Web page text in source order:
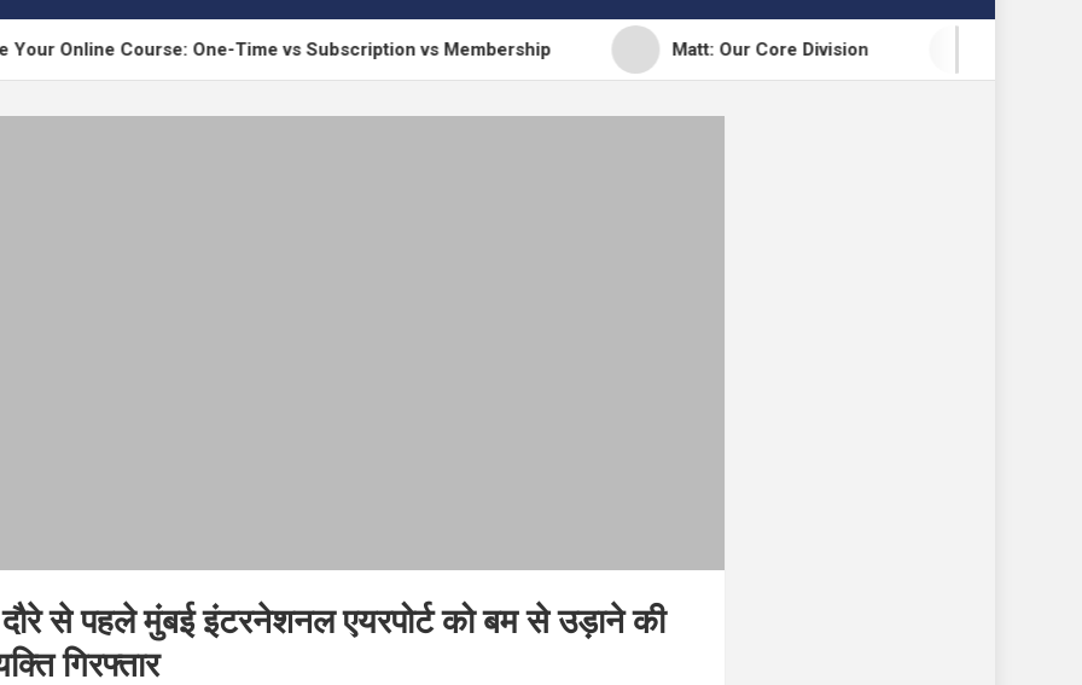
Course: One-Time vs Subscription vs Membership Matt: Our Core Division
दौरे से पहले मुंबई इंटरनेशनल एयरपोर्ट को बम से उड़ाने की
गिरफ्तार